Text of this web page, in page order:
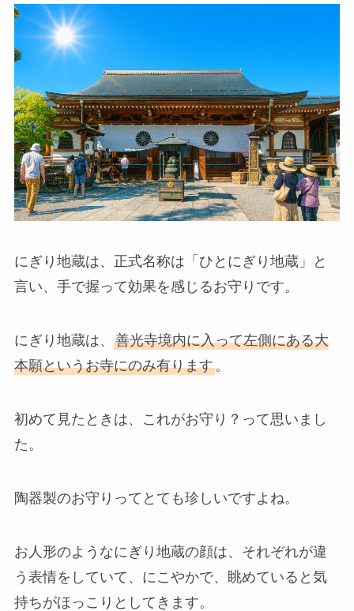
にぎり地蔵は、正式名称は「ひとにぎり地蔵」と
言い、手で握って効果を感じるお守りです。
にぎり地蔵は、 善光寺境内に入って左側にある大
本願というお寺にのみ有ります。
初めて見たときは、これがお守り？って思いまし
た。
陶器製のお守りってとても珍しいですよね。
お人形のようなにぎり地蔵の顔は、それぞれが違
う表情をしていて、にこやかで、眺めていると気
持ちがほっこりとしてきます。